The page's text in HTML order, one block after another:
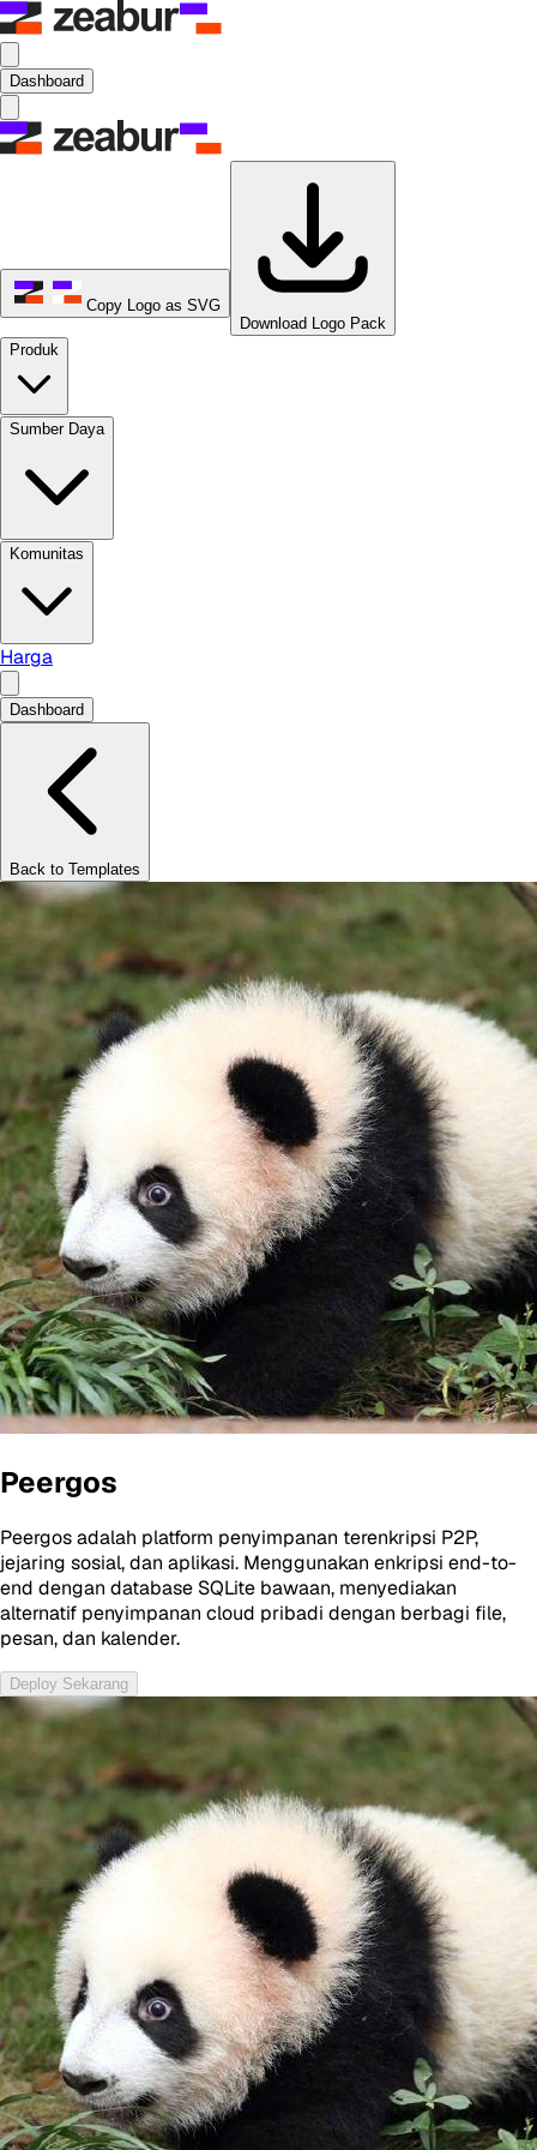
Dashboard
Copy Logo as SVG
Download Logo Pack
Produk
Sumber Daya
Komunitas
Harga
Dashboard
Back to Templates
Peergos
Peergos adalah platform penyimpanan terenkripsi P2P,
jejaring sosial, dan aplikasi. Menggunakan enkripsi end-to-
end dengan database SQLite bawaan, menyediakan
alternatif penyimpanan cloud pribadi dengan berbagi file,
pesan, dan kalender.
Deploy Sekarang